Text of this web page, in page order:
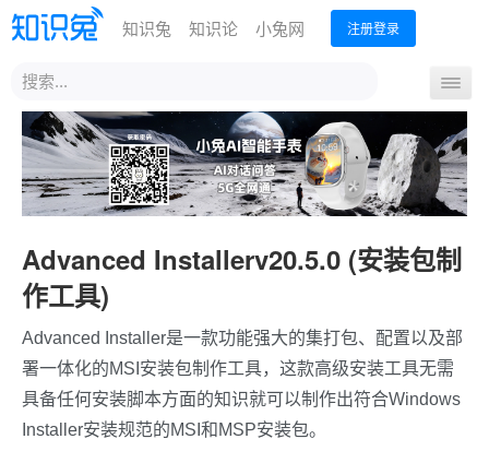
知识兔 知识论 小兔网 注册登录
站
内
索
导
航
开
关
首页 最新下载 MSDN下载 热门下载
Advanced Installerv20.5.0 (安装包制
作工具)
Advanced Installer是一款功能强大的集打包、配置以及部
署一体化的MSI安装包制作工具，这款高级安装工具无需
具备任何安装脚本方面的知识就可以制作出符合Windows
Installer安装规范的MSI和MSP安装包。